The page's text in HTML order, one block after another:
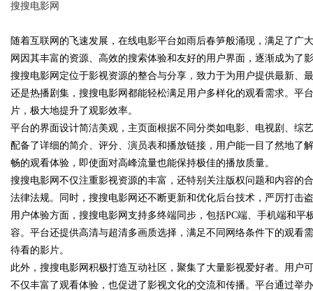
uz
!
搜搜电影网
随着互联网的飞速发展，在线电影平台如雨后春笋般涌现，满足了广
网因其丰富的资源、高效的搜索体验和友好的用户界面，逐渐成为了
搜搜电影网定位于影视资源的整合与分享，致力于为用户提供最新、
还是热播剧集，搜搜电影网都能轻松满足用户多样化的观看需求。平
片，极大地提升了观影效率。
平台的界面设计简洁美观，主页面根据不同分类如电影、电视剧、综
配备了详细的简介、评分、演员表和播放链接，用户能一目了然地了
畅的观看体验，即使面对高峰流量也能保持极佳的播放质量。
搜搜电影网不仅注重影视资源的丰富，还特别关注版权问题和内容的
法律法规。同时，搜搜电影网还不断更新和优化后台技术，严厉打击
用户体验方面，搜搜电影网支持多终端同步，包括PC端、手机端和
容。平台还提供高清与超清多画质选择，满足不同网络条件下的观看
待看的影片。
此外，搜搜电影网积极打造互动社区，聚集了大量影视爱好者。用户
不仅丰富了观看体验，也促进了影视文化的交流和传播。平台通过举
医院护工、老人陪护
南